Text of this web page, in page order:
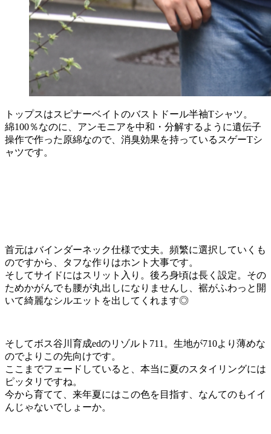
トップスはスピナーベイトのバストドール半袖Tシャツ。
綿100％なのに、アンモニアを中和・分解するように遺伝子
操作で作った原綿なので、消臭効果を持っているスゲーTシ
ャツです。
首元はバインダーネック仕様で丈夫。頻繁に選択していくも
のですから、タフな作りはホント大事です。
そしてサイドにはスリット入り。後ろ身頃は長く設定。その
ためかがんでも腰が丸出しになりませんし、裾がふわっと開
いて綺麗なシルエットを出してくれます◎
そしてボス谷川育成edのリゾルト711。生地が710より薄めな
のでよりこの先向けです。
ここまでフェードしていると、本当に夏のスタイリングには
ピッタリですね。
今から育てて、来年夏にはこの色を目指す、なんてのもイイ
んじゃないでしょーか。